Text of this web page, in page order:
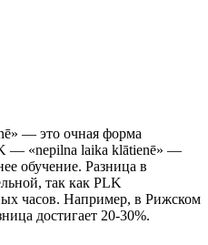
— это очная форма
— «nepilna laika klātienē» —
обучение. Разница в
так как PLK
часов. Например, в Рижском
достигает 20-30%.